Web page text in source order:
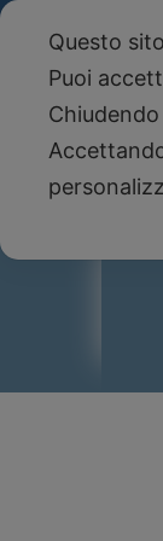
NEWS Newsletter
Questo
Puoi